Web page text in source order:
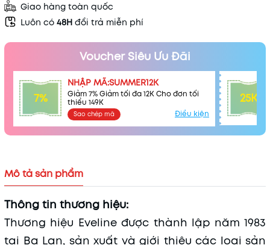
Giao hàng toàn quốc
Luôn có 48H đổi trả miễn phí
Voucher Siêu Ưu Đãi
7%
NHẬP MÃ:SUMMER12K
Giảm 7% Giảm tối đa 12K Cho đơn tối
thiểu 149K
Sao chép mã Điều kiện
25K
Mã khuyến mãi:
Điều kiện:
Mô tả sản phẩm
Thông tin thương hiệu:
Thương hiệu Eveline được thành lập năm 1983
tại Ba Lan, sản xuất và giới thiệu các loại sản